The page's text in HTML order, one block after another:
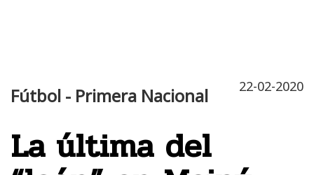
Fútbol - Primera Nacional 22-02-2020
La última del